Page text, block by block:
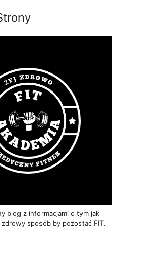
blog z informacjami o tym jak
sposób by pozostać FIT.